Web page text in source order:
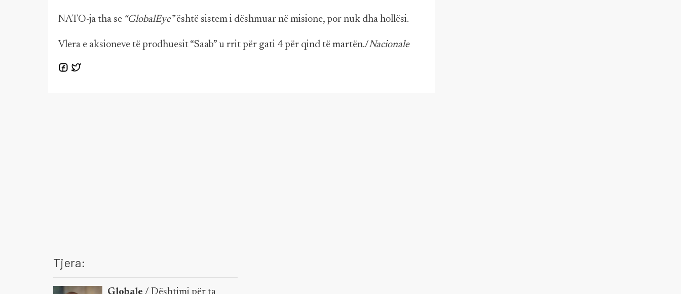
NATO-ja tha se “GlobalEye”është sistem i dëshmuar në misione, por nuk dha hollësi.
Vlera e aksioneve të prodhuesit “Saab” u rrit për gati 4 për qind të martën./Nacionale
Tjera:
Globale / Dështimi për ta